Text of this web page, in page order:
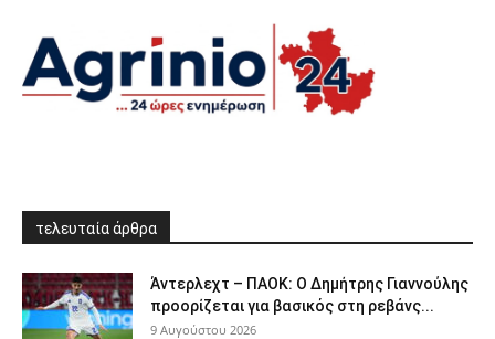
τελευταία άρθρα
Άντερλεχτ – ΠΑΟΚ: Ο Δημήτρης Γιαννούλης
προορίζεται για βασικός στη ρεβάνς...
9 Αυγούστου 2026